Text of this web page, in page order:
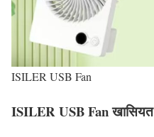
ISILER USB Fan
ISILER USB Fan खासियत